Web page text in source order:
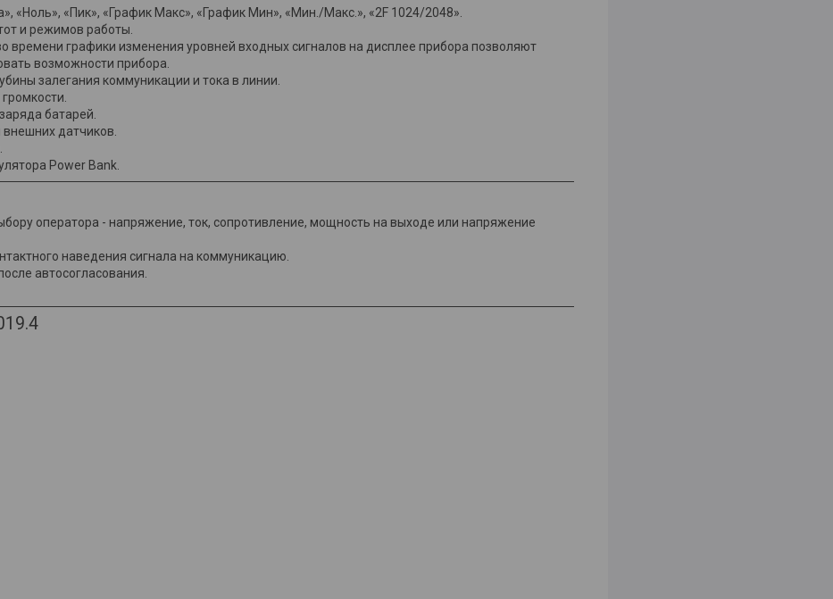
«Ноль», «Пик», «График Макс», «График Мин», «Мин./Макс.», «2F 1024/2048».
и режимов работы.
графики изменения уровней входных сигналов на дисплее прибора позволяют
возможности прибора.
залегания коммуникации и тока в линии.
батарей.
датчиков.
Power Bank.
оператора - напряжение, ток, сопротивление, мощность на выходе или напряжение
наведения сигнала на коммуникацию.
автосогласования.